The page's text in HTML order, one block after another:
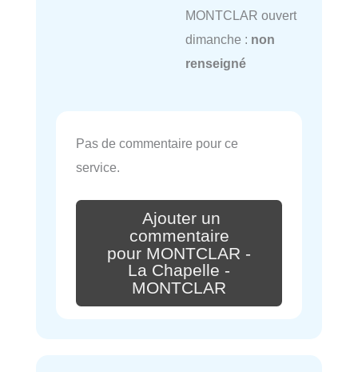
MONTCLAR ouvert
dimanche : non
renseigné
Pas de commentaire pour ce
service.
Ajouter un
commentaire
pour MONTCLAR -
La Chapelle -
MONTCLAR